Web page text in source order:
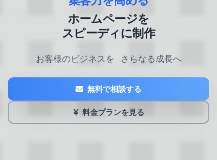
ホームページを
スピーディに制作
お客様のビジネスを さらなる成長へ
無料で相談する
料金プランを見る